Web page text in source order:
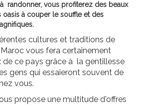
randonner, vous profiterez des beaux
oasis à couper le souffle et des
cultures et traditions de
vous fera certainement
ce pays grâce à la gentillesse
gens qui essaieront souvent de
vous.
propose une multitude d'offres